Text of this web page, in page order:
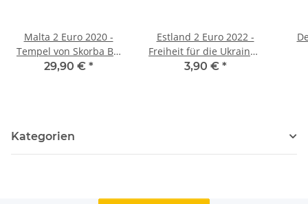
Malta 2 Euro 2020 -
Tempel von Skorba BU
in Coincard
29,90 € *
Estland 2 Euro 2022 -
Freiheit für die Ukraine -
unc.
3,90 € *
Kategorien